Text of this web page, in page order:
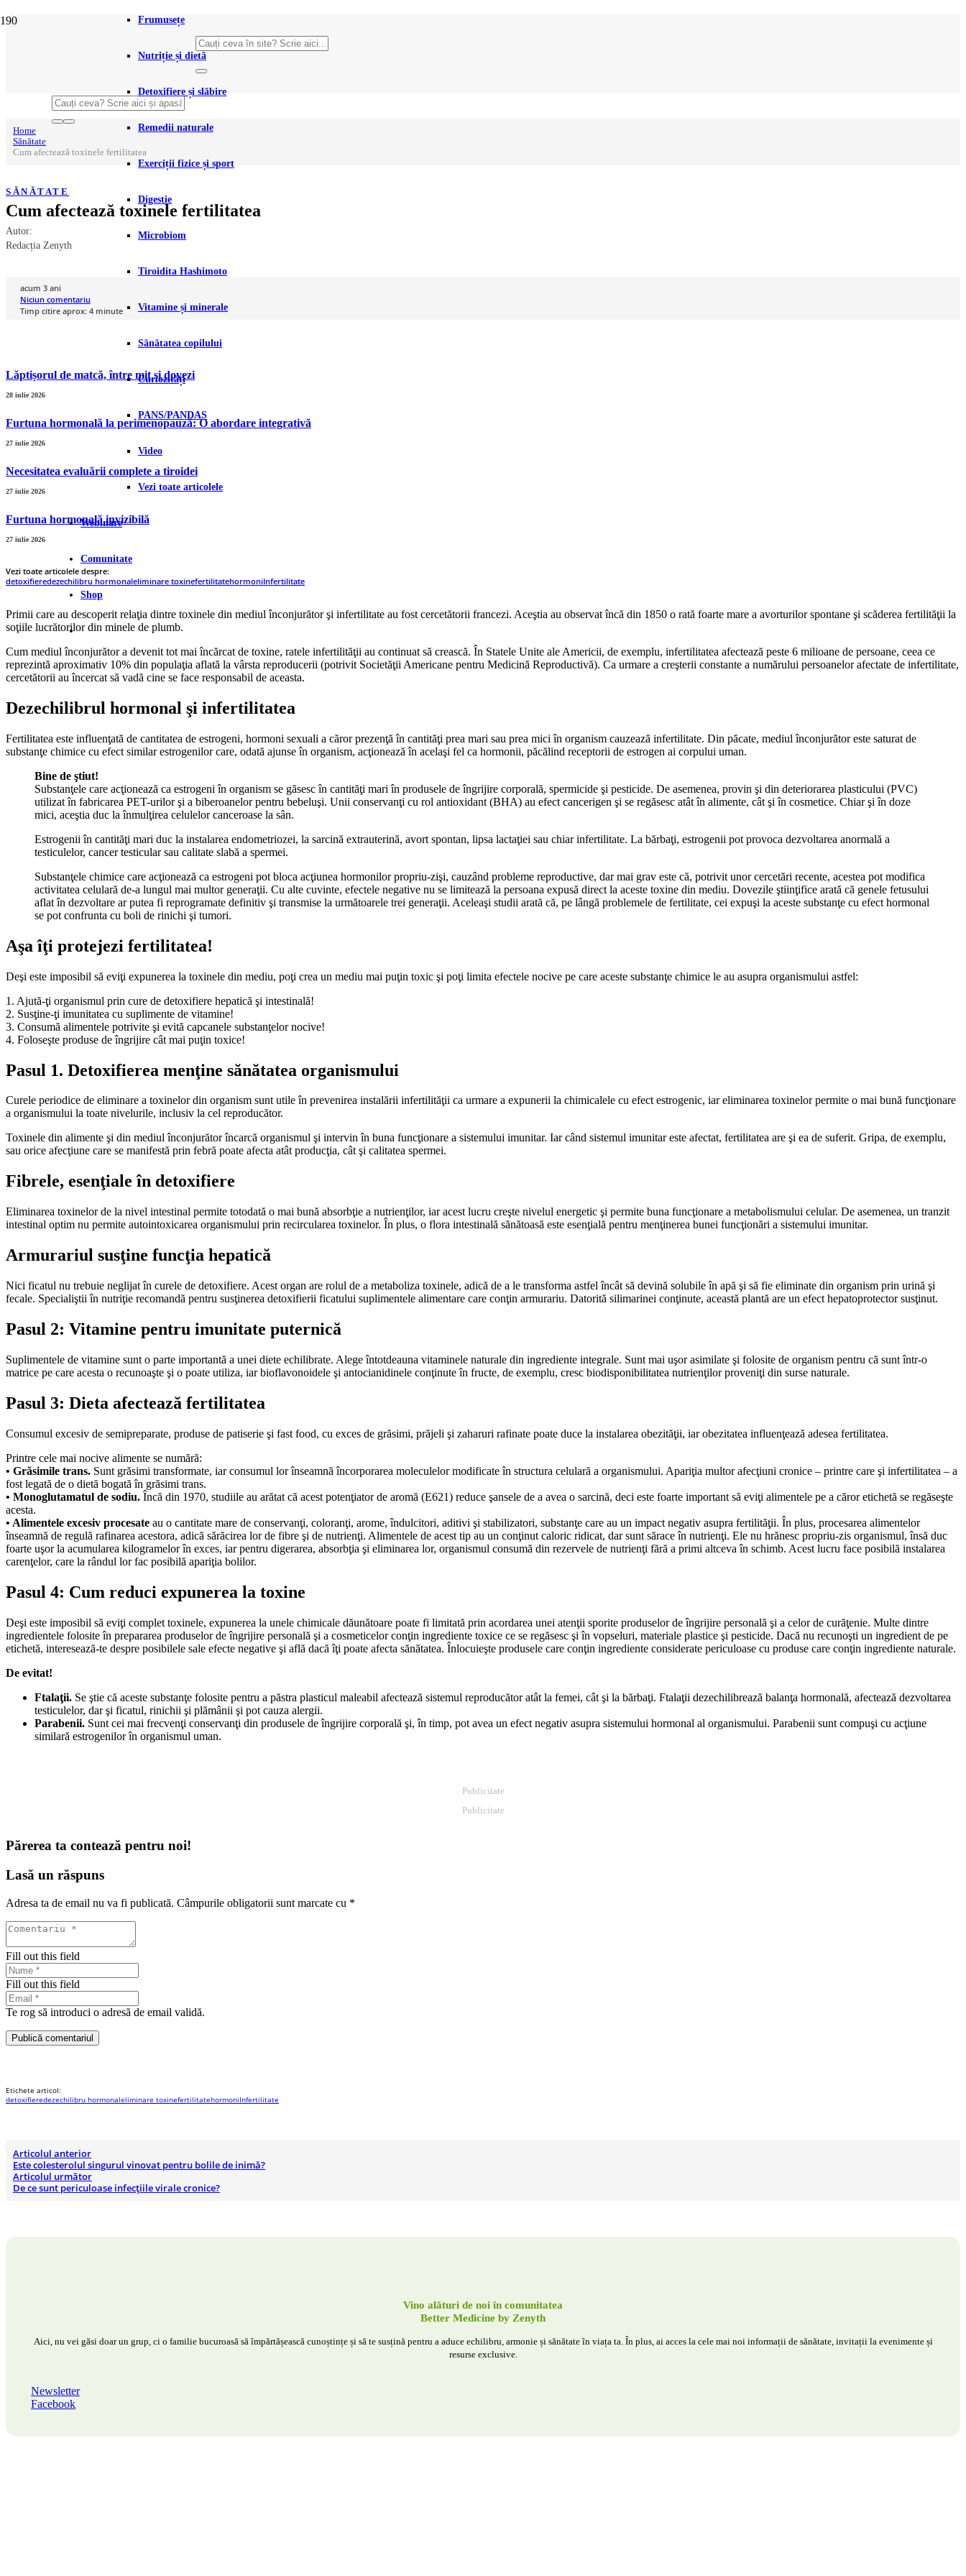
Frumusețe
Nutriție și dietă
Detoxifiere și slăbire
Remedii naturale
Exerciții fizice și sport
Digestie
Microbiom
Tiroidita Hashimoto
Vitamine și minerale
Sănătatea copilului
Curiozități
PANS/PANDAS
Video
Vezi toate articolele
Webinare
Comunitate
Shop
Home
Sănătate
Cum afectează toxinele fertilitatea
SĂNĂTATE
Cum afectează toxinele fertilitatea
Autor:
Redacția Zenyth
acum 3 ani
Niciun comentariu
Timp citire aprox: 4 minute
Lăptișorul de matcă, între mit și dovezi
28 iulie 2026
Furtuna hormonală la perimenopauză: O abordare integrativă
27 iulie 2026
Necesitatea evaluării complete a tiroidei
27 iulie 2026
Furtuna hormonală invizibilă
27 iulie 2026
Vezi toate articolele despre:
detoxifieredezechilibru hormonaleliminare toxinefertilitatehormoniInfertilitate
Primii care au descoperit relaţia dintre toxinele din mediul înconjurător şi infertilitate au fost cercetătorii francezi. Aceştia au observat încă din 1850 o rată foarte mare a avorturilor spontane şi scăderea fertilităţii la
soţiile lucrătorilor din minele de plumb.
Cum mediul înconjurător a devenit tot mai încărcat de toxine, ratele infertilităţii au continuat să crească. În Statele Unite ale Americii, de exemplu, infertilitatea afectează peste 6 milioane de persoane, ceea ce
reprezintă aproximativ 10% din populaţia aflată la vârsta reproducerii (potrivit Societăţii Americane pentru Medicină Reproductivă). Ca urmare a creşterii constante a numărului persoanelor afectate de infertilitate,
cercetătorii au încercat să vadă cine se face responsabil de aceasta.
Dezechilibrul hormonal şi infertilitatea
Fertilitatea este influenţată de cantitatea de estrogeni, hormoni sexuali a căror prezenţă în cantităţi prea mari sau prea mici în organism cauzează infertilitate. Din păcate, mediul înconjurător este saturat de
substanţe chimice cu efect similar estrogenilor care, odată ajunse în organism, acţionează în acelaşi fel ca hormonii, păcălind receptorii de estrogen ai corpului uman.
Bine de ştiut!
Substanţele care acţionează ca estrogeni în organism se găsesc în cantităţi mari în produsele de îngrijire corporală, spermicide şi pesticide. De asemenea, provin şi din deteriorarea plasticului (PVC)
utilizat în fabricarea PET-urilor şi a biberoanelor pentru bebeluşi. Unii conservanţi cu rol antioxidant (BHA) au efect cancerigen şi se regăsesc atât în alimente, cât şi în cosmetice. Chiar şi în doze
mici, aceştia duc la înmulţirea celulelor canceroase la sân.
Estrogenii în cantităţi mari duc la instalarea endometriozei, la sarcină extrauterină, avort spontan, lipsa lactaţiei sau chiar infertilitate. La bărbaţi, estrogenii pot provoca dezvoltarea anormală a
testiculelor, cancer testicular sau calitate slabă a spermei.
Substanţele chimice care acţionează ca estrogeni pot bloca acţiunea hormonilor propriu-zişi, cauzând probleme reproductive, dar mai grav este că, potrivit unor cercetări recente, acestea pot modifica
activitatea celulară de-a lungul mai multor generaţii. Cu alte cuvinte, efectele negative nu se limitează la persoana expusă direct la aceste toxine din mediu. Dovezile ştiinţifice arată că genele fetusului
aflat în dezvoltare ar putea fi reprogramate definitiv şi transmise la următoarele trei generaţii. Aceleaşi studii arată că, pe lângă problemele de fertilitate, cei expuşi la aceste substanţe cu efect hormonal
se pot confrunta cu boli de rinichi şi tumori.
Aşa îţi protejezi fertilitatea!
Deşi este imposibil să eviţi expunerea la toxinele din mediu, poţi crea un mediu mai puţin toxic şi poţi limita efectele nocive pe care aceste substanţe chimice le au asupra organismului astfel:
1. Ajută-ţi organismul prin cure de detoxifiere hepatică şi intestinală!
2. Susţine-ţi imunitatea cu suplimente de vitamine!
3. Consumă alimentele potrivite şi evită capcanele substanţelor nocive!
4. Foloseşte produse de îngrijire cât mai puţin toxice!
Pasul 1. Detoxifierea menţine sănătatea organismului
Curele periodice de eliminare a toxinelor din organism sunt utile în prevenirea instalării infertilităţii ca urmare a expunerii la chimicalele cu efect estrogenic, iar eliminarea toxinelor permite o mai bună funcţionare
a organismului la toate nivelurile, inclusiv la cel reproducător.
Toxinele din alimente şi din mediul înconjurător încarcă organismul şi intervin în buna funcţionare a sistemului imunitar. Iar când sistemul imunitar este afectat, fertilitatea are şi ea de suferit. Gripa, de exemplu,
sau orice afecţiune care se manifestă prin febră poate afecta atât producţia, cât şi calitatea spermei.
Fibrele, esenţiale în detoxifiere
Eliminarea toxinelor de la nivel intestinal permite totodată o mai bună absorbţie a nutrienţilor, iar acest lucru creşte nivelul energetic şi permite buna funcţionare a metabolismului celular. De asemenea, un tranzit
intestinal optim nu permite autointoxicarea organismului prin recircularea toxinelor. În plus, o flora intestinală sănătoasă este esenţială pentru menţinerea bunei funcţionări a sistemului imunitar.
Armurariul susţine funcţia hepatică
Nici ficatul nu trebuie neglijat în curele de detoxifiere. Acest organ are rolul de a metaboliza toxinele, adică de a le transforma astfel încât să devină solubile în apă şi să fie eliminate din organism prin urină şi
fecale. Specialiştii în nutriţie recomandă pentru susţinerea detoxifierii ficatului suplimentele alimentare care conţin armurariu. Datorită silimarinei conţinute, această plantă are un efect hepatoprotector susţinut.
Pasul 2: Vitamine pentru imunitate puternică
Suplimentele de vitamine sunt o parte importantă a unei diete echilibrate. Alege întotdeauna vitaminele naturale din ingrediente integrale. Sunt mai uşor asimilate şi folosite de organism pentru că sunt într-o
matrice pe care acesta o recunoaşte şi o poate utiliza, iar bioflavonoidele şi antocianidinele conţinute în fructe, de exemplu, cresc biodisponibilitatea nutrienţilor proveniţi din surse naturale.
Pasul 3: Dieta afectează fertilitatea
Consumul excesiv de semipreparate, produse de patiserie şi fast food, cu exces de grăsimi, prăjeli şi zaharuri rafinate poate duce la instalarea obezităţii, iar obezitatea influenţează adesea fertilitatea.
Printre cele mai nocive alimente se numără:
• Grăsimile trans. Sunt grăsimi transformate, iar consumul lor înseamnă încorporarea moleculelor modificate în structura celulară a organismului. Apariţia multor afecţiuni cronice – printre care şi infertilitatea – a
fost legată de o dietă bogată în grăsimi trans.
• Monoglutamatul de sodiu. Încă din 1970, studiile au arătat că acest potenţiator de aromă (E621) reduce şansele de a avea o sarcină, deci este foarte important să eviţi alimentele pe a căror etichetă se regăseşte
acesta.
• Alimentele excesiv procesate au o cantitate mare de conservanţi, coloranţi, arome, îndulcitori, aditivi şi stabilizatori, substanţe care au un impact negativ asupra fertilităţii. În plus, procesarea alimentelor
înseamnă de regulă rafinarea acestora, adică sărăcirea lor de fibre şi de nutrienţi. Alimentele de acest tip au un conţinut caloric ridicat, dar sunt sărace în nutrienţi. Ele nu hrănesc propriu-zis organismul, însă duc
foarte uşor la acumularea kilogramelor în exces, iar pentru digerarea, absorbţia şi eliminarea lor, organismul consumă din rezervele de nutrienţi fără a primi altceva în schimb. Acest lucru face posibilă instalarea
carenţelor, care la rândul lor fac posibilă apariţia bolilor.
Pasul 4: Cum reduci expunerea la toxine
Deşi este imposibil să eviţi complet toxinele, expunerea la unele chimicale dăunătoare poate fi limitată prin acordarea unei atenţii sporite produselor de îngrijire personală şi a celor de curăţenie. Multe dintre
ingredientele folosite în prepararea produselor de îngrijire personală şi a cosmeticelor conţin ingrediente toxice ce se regăsesc şi în vopseluri, materiale plastice şi pesticide. Dacă nu recunoşti un ingredient de pe
etichetă, interesează-te despre posibilele sale efecte negative şi află dacă îţi poate afecta sănătatea. Înlocuieşte produsele care conţin ingrediente considerate periculoase cu produse care conţin ingrediente naturale.
De evitat!
Ftalaţii. Se ştie că aceste substanţe folosite pentru a păstra plasticul maleabil afectează sistemul reproducător atât la femei, cât şi la bărbaţi. Ftalaţii dezechilibrează balanţa hormonală, afectează dezvoltarea
testiculelor, dar şi ficatul, rinichii şi plămânii şi pot cauza alergii.
Parabenii. Sunt cei mai frecvenţi conservanţi din produsele de îngrijire corporală şi, în timp, pot avea un efect negativ asupra sistemului hormonal al organismului. Parabenii sunt compuşi cu acţiune
similară estrogenilor în organismul uman.
Publicitate
Publicitate
Părerea ta contează pentru noi!
Lasă un răspuns
Adresa ta de email nu va fi publicată. Câmpurile obligatorii sunt marcate cu *
Fill out this field
Fill out this field
Te rog să introduci o adresă de email validă.
Publică comentariul
Etichete articol:
detoxifieredezechilibru hormonaleliminare toxinefertilitatehormoniInfertilitate
Articolul anterior
Este colesterolul singurul vinovat pentru bolile de inimă?
Articolul următor
De ce sunt periculoase infecțiile virale cronice?
Vino alături de noi în comunitatea
Better Medicine by Zenyth
Aici, nu vei găsi doar un grup, ci o familie bucuroasă să împărtășească cunoștințe și să te susțină pentru a aduce echilibru, armonie și sănătate în viața ta. În plus, ai acces la cele mai noi informații de sănătate, invitații la evenimente și
resurse exclusive.
Newsletter
Facebook